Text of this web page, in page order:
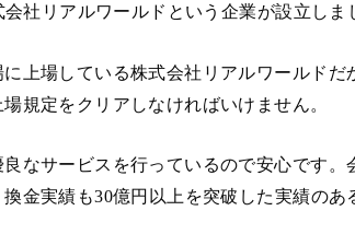
社リアルワールドという企業が設立しま
上場している株式会社リアルワールド
規定をクリアしなければいけません。
なサービスを行っているので安心です。
金実績も30億円以上を突破した実績の